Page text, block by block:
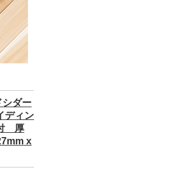
シダー
ディン
厚
x